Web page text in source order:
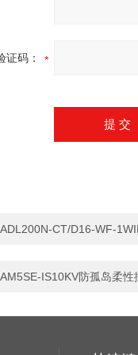
证码：
ADL200N-CT/D16-WF-
AM5SE-IS10KV防孤岛柔性